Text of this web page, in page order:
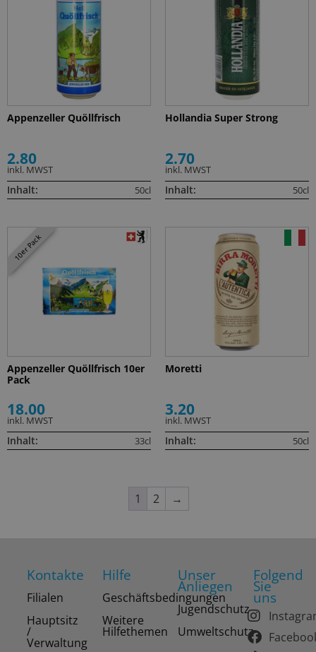
Appenzeller Quöllfrisch
2.80
inkl. MWST
Inhalt: 50cl
Hollandia Super Strong
2.70
inkl. MWST
Inhalt: 50cl
10er Pack
Appenzeller Quöllfrisch 10er
Pack
18.00
inkl. MWST
Inhalt: 33cl
Moretti
3.20
inkl. MWST
Inhalt: 50cl
1 2 →
Kontakte
Filialen
Hauptsitz
/
Verwaltung
Hilfe
Geschäftsbedingungen
Weitere
Hilfethemen
Unser
Anliegen
Jugendschutz
Umweltschutz
Folgend
Sie
uns